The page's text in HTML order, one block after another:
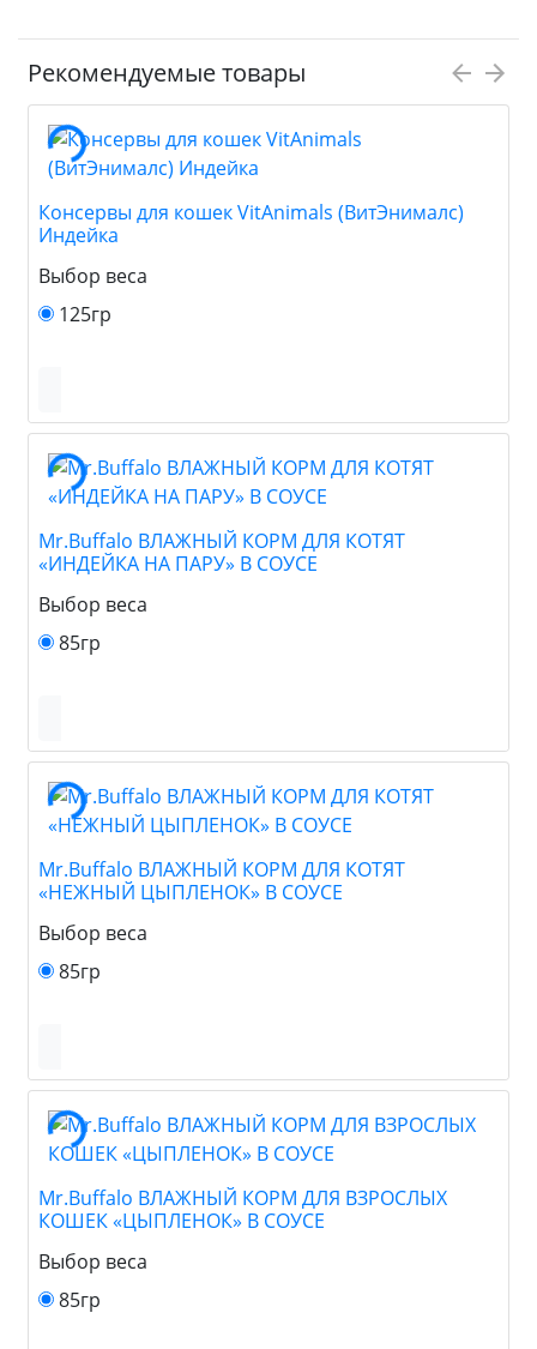
Рекомендуемые товары
Консервы для кошек VitAnimals (ВитЭнималс)
Индейка
Выбор веса
125гр
Mr.Buffalo ВЛАЖНЫЙ КОРМ ДЛЯ КОТЯТ
«ИНДЕЙКА НА ПАРУ» В СОУСЕ
Выбор веса
85гр
Mr.Buffalo ВЛАЖНЫЙ КОРМ ДЛЯ КОТЯТ
«НЕЖНЫЙ ЦЫПЛЕНОК» В СОУСЕ
Выбор веса
85гр
Mr.Buffalo ВЛАЖНЫЙ КОРМ ДЛЯ ВЗРОСЛЫХ
КОШЕК «ЦЫПЛЕНОК» В СОУСЕ
Выбор веса
85гр